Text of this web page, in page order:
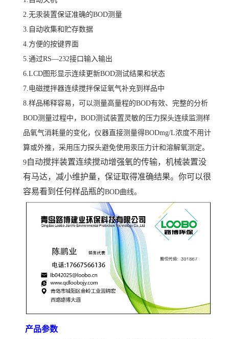
2.无汞装置保证准确的BOD测量
3.自动收集和贮存数据
4.方便的按键界面
5.通过RS—232接口输入输出
6.LCD图形显示连续更新BOD测试结果和状态
7.电磁搅拌器连续搅拌保证氧气补充到样品中
8.样品稀释容易，可以测量高量程的BOD有效、完整的分析
BOD测量过程中，BOD测试装置灵敏的压力探头连续监测样
品氧气消耗量的变化，仪器直接测量得BODmg/L浓度不用计
算或外推，采用压力探头避免使用汞压力计和溶解氧测定。
9自动搅拌装置连续搅动增强氧的传输，机械装置没
有马达，减小维护量，保证取得准确结果。你可以很
容易看到任何样品瓶的BOD曲线。
产品参数